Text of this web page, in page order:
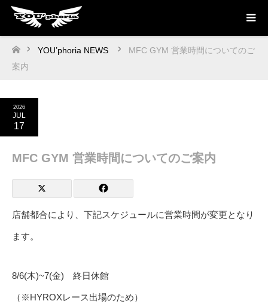
ホーム
YOU’phoria NEWS
MFC GYM 営業時間についてのご
案内
2026
JUL
17
MFC GYM 営業時間についてのご案内
店舗都合により、下記スケジュールに営業時間が変更となり
ます。
8/6(木)~7(金) 終日休館
（※HYROXレース出場のため）